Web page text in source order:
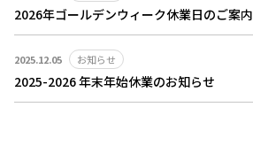
2026年ゴールデンウィーク休業日のご案内
2025.12.05 お知らせ
2025-2026 年末年始休業のお知らせ